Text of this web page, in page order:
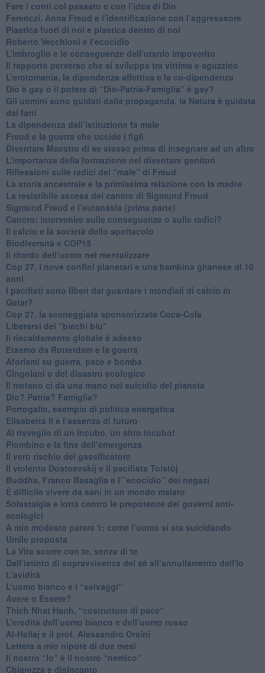
​Fare i conti col passato e con l’idea di Dio
​Ferenczi, Anna Freud e l’identificazione con l’aggresssore
Plastica fuori di noi e plastica dentro di noi
​Roberto Vecchioni e l’ecocidio
​L’imbroglio e le conseguenze dell’uranio impoverito
​Il rapporto perverso che si sviluppa tra vittima e aguzzino
L’erotomania, la dipendenza affettiva e la co-dipendenza
​Dio è gay o il potere di “Dio-Patria-Famiglia” è gay?
​Gli uomini sono guidati dalla propaganda, la Natura è guidata
dai fatti
La dipendenza dall’istituzione fa male
​Freud e la guerra che uccide i figli
​Diventare Maestro di se stesso prima di insegnare ad un altro
L’importanza della formazione nel diventare genitori
Riflessioni sulle radici del “male” di Freud
​La storia ancestrale e la primissima relazione con la madre
​La resistibile ascesa del cancro di Sigmund Freud
Sigmund Freud e l’eutanasia (prima parte)
Cancro: intervenire sulle conseguenze o sulle radici?
​Il calcio e la società dello spettacolo
Biodiversità e COP15
​Il ritardo dell’uomo nel mentalizzare
​Cop 27, i nove confini planetari e una bambina ghanese di 10
anni
​I pacifisti sono liberi dal guardare i mondiali di calcio in
Qatar?
​Cop 27, la sceneggiata sponsorizzata Coca-Cola
​Liberarsi dei “biechi blu”
Il riscaldamento globale è adesso
​Erasmo da Rotterdam e la guerra
​Aforismi su guerra, pace e bomba
Cingolani o del disastro ecologico
​Il metano ci dà una mano nel suicidio del pianeta
​Dio? Patria? Famiglia?
Portogallo, esempio di politica energetica
​Elisabetta II e l’assenza di futuro
Al risveglio di un incubo, un altro incubo!
​Piombino e la fine dell’emergenza
​Il vero rischio del gassificatore
​Il violento Dostoevskij e il pacifista Tolstòj
​Buddha, Franco Basaglia e l’”ecocidio” dei negazi
​È difficile vivere da sani in un mondo malato
Solastalgia e lotta contro le prepotenze dei governi anti-
ecologici
​A mio modesto parere 1: come l’uomo si sta suicidando
​Umile proposta
​La Vita scorre con te, senza di te
​Dall’istinto di sopravvivenza del sé all’annullamento dell'io
L'avidità
​L’uomo bianco e i “selvaggi”
​Avere o Essere?
​Thich Nhat Hanh, “costruttore di pace“
​L’eredità dell’uomo bianco e dell’uomo rosso
Al-Hallaj e il prof. Alessandro Orsini
​Lettera a mio nipote di due mesi
​Il nostro “Io” è il nostro “nemico”
​Chiarezza e disincanto